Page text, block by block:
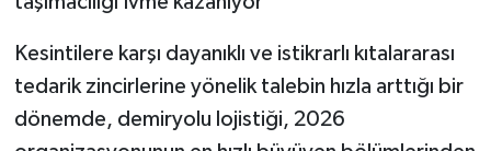
Kesintilere karşı dayanıklı ve istikrarlı kıtalararası
tedarik zincirlerine yönelik talebin hızla arttığı bir
dönemde, demiryolu lojistiği, 2026